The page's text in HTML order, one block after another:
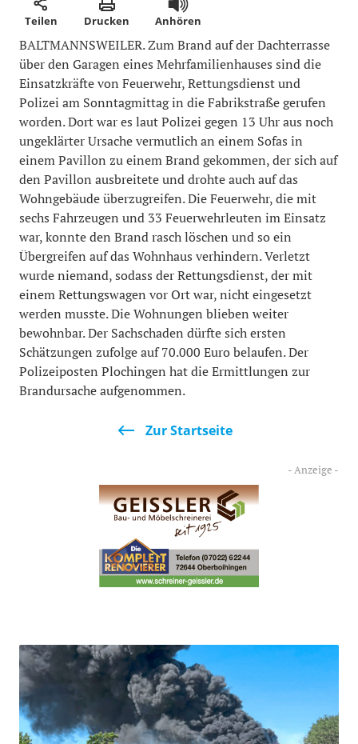
Teilen Drucken Anhören
BALTMANNSWEILER. Zum Brand auf der Dachterrasse
über den Garagen eines Mehrfamilienhauses sind die
Einsatzkräfte von Feuerwehr, Rettungsdienst und
Polizei am Sonntagmittag in die Fabrikstraße gerufen
worden. Dort war es laut Polizei gegen 13 Uhr aus noch
ungeklärter Ursache vermutlich an einem Sofas in
einem Pavillon zu einem Brand gekommen, der sich auf
den Pavillon ausbreitete und drohte auch auf das
Wohngebäude überzugreifen. Die Feuerwehr, die mit
sechs Fahrzeugen und 33 Feuerwehrleuten im Einsatz
war, konnte den Brand rasch löschen und so ein
Übergreifen auf das Wohnhaus verhindern. Verletzt
wurde niemand, sodass der Rettungsdienst, der mit
einem Rettungswagen vor Ort war, nicht eingesetzt
werden musste. Die Wohnungen blieben weiter
bewohnbar. Der Sachschaden dürfte sich ersten
Schätzungen zufolge auf 70.000 Euro belaufen. Der
Polizeiposten Plochingen hat die Ermittlungen zur
Brandursache aufgenommen.
Zur Startseite